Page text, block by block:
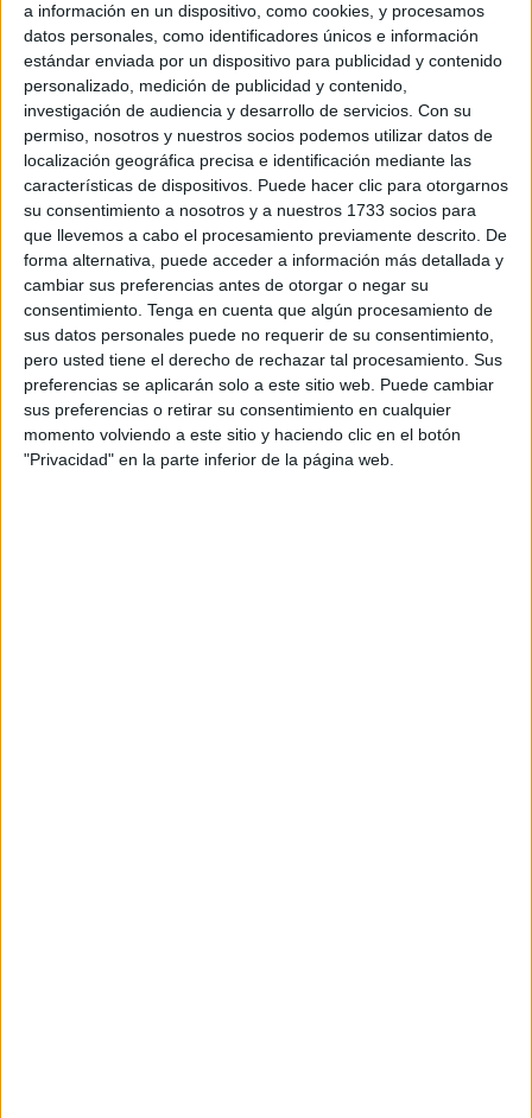
a información en un dispositivo, como cookies, y procesamos
datos personales, como identificadores únicos e información
estándar enviada por un dispositivo para publicidad y contenido
personalizado, medición de publicidad y contenido,
investigación de audiencia y desarrollo de servicios. Con su
permiso, nosotros y nuestros socios podemos utilizar datos de
localización geográfica precisa e identificación mediante las
características de dispositivos. Puede hacer clic para otorgarnos
su consentimiento a nosotros y a nuestros 1733 socios para
que llevemos a cabo el procesamiento previamente descrito. De
forma alternativa, puede acceder a información más detallada y
cambiar sus preferencias antes de otorgar o negar su
consentimiento. Tenga en cuenta que algún procesamiento de
sus datos personales puede no requerir de su consentimiento,
pero usted tiene el derecho de rechazar tal procesamiento. Sus
preferencias se aplicarán solo a este sitio web. Puede cambiar
sus preferencias o retirar su consentimiento en cualquier
momento volviendo a este sitio y haciendo clic en el botón
"Privacidad" en la parte inferior de la página web.
“Lo que más nos importa”, advierte él, menos coqueto, “es
el reconocimiento de la clientela, que nos dice unas cosas
que son normales, desde críos que llevan 34 años
viniendo y ahora lo hacen con sus hijos o sus nietos...”. “A
mí se me van a saltar muchas veces las lágrimas”, augura
emocionado. “Vamos a terminar y recoger lo nuestro y si
aparece alguna familia que de verdad tenga interés en
buscarse la vida honradamente como hicimos nosotros,